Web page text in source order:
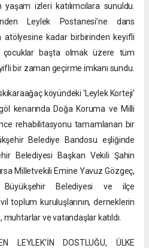
izleri katılımcılara sunuldu.
Leylek Postanesi’ne dans
atölyesine kadar birbirinden keyifli
çocuklar başta olmak üzere tüm
bir zaman geçirme imkanı sundu.
köyündeki ‘Leylek Korteji’
kenarında Doğa Koruma ve Milli
rehabilitasyonu tamamlanan bir
Belediye Bandosu eşliğinde
Belediyesi Başkan Vekili Şahin
Milletvekili Emine Yavuz Gözgeç,
Belediyesi ve ilçe
toplum kuruluşlarının, derneklerin
ve vatandaşlar katıldı.
LEYLEK’İN DOSTLUĞU, ÜLKE